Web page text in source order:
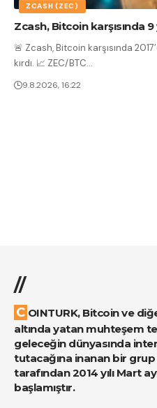
ZCASH (ZEC)
Zcash, Bitcoin karşısında 9
🚨 Zcash, Bitcoin karşısında
kırdı. 📈 ZEC/BTC…
9.8.2026, 16:22
//
COINTURK, Bitcoin ve diğer tüm kripto paraların
altında yatan muhteşem
geleceğin dünyasında
tutacağına inanan bir grup
tarafından 2014 yılı Mart
başlamıştır.